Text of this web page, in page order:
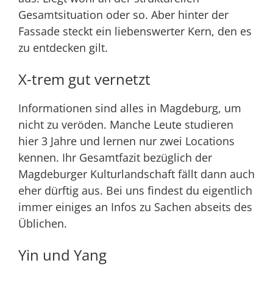
Gesamtsituation oder so. Aber hinter der
Fassade steckt ein liebenswerter Kern, den es
zu entdecken gilt.
X-trem gut vernetzt
Informationen sind alles in Magdeburg, um
nicht zu veröden. Manche Leute studieren
hier 3 Jahre und lernen nur zwei Locations
kennen. Ihr Gesamtfazit bezüglich der
Magdeburger Kulturlandschaft fällt dann auch
eher dürftig aus. Bei uns findest du eigentlich
immer einiges an Infos zu Sachen abseits des
Üblichen.
Yin und Yang